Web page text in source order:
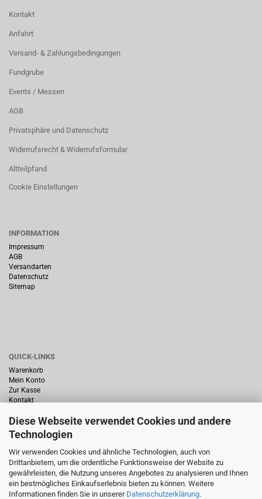
Diese Webseite verwendet Cookies und andere
Technologien
Wir verwenden Cookies und ähnliche Technologien, auch von
Drittanbietern, um die ordentliche Funktionsweise der Website zu
gewährleisten, die Nutzung unseres Angebotes zu analysieren und Ihnen
ein bestmögliches Einkaufserlebnis bieten zu können. Weitere
Informationen finden Sie in unserer Datenschutzerklärung.
Kontakt
Anfahrt
Versand- & Zahlungsbedingungen
Fundgrube
Events / Messen
AGB
Privatsphäre und Datenschutz
Widerrufsrecht & Widerrufsformular
Altteilpfand
Cookie Einstellungen
INFORMATION
Impressum
AGB
Versandarten
Datenschutz
Sitemap
QUICK-LINKS
Warenkorb
Mein Konto
Zur Kasse
Kontakt
HÄUFIG GESUCHT
Startseite